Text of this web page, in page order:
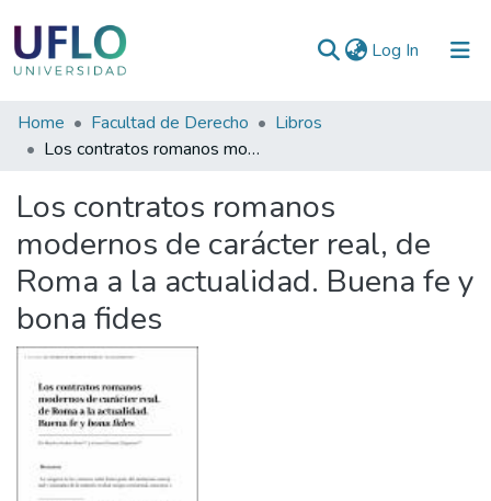
Log In (current)
Communities
&
All of RIUFLO
Statistics
Home Facultad de Derecho
Libros
Los contratos romanos modernos de carácter real, de Roma a la actualidad. Buena fe y bona fides
Los contratos romanos
modernos de carácter real, de
Roma a la actualidad. Buena fe y
bona fides